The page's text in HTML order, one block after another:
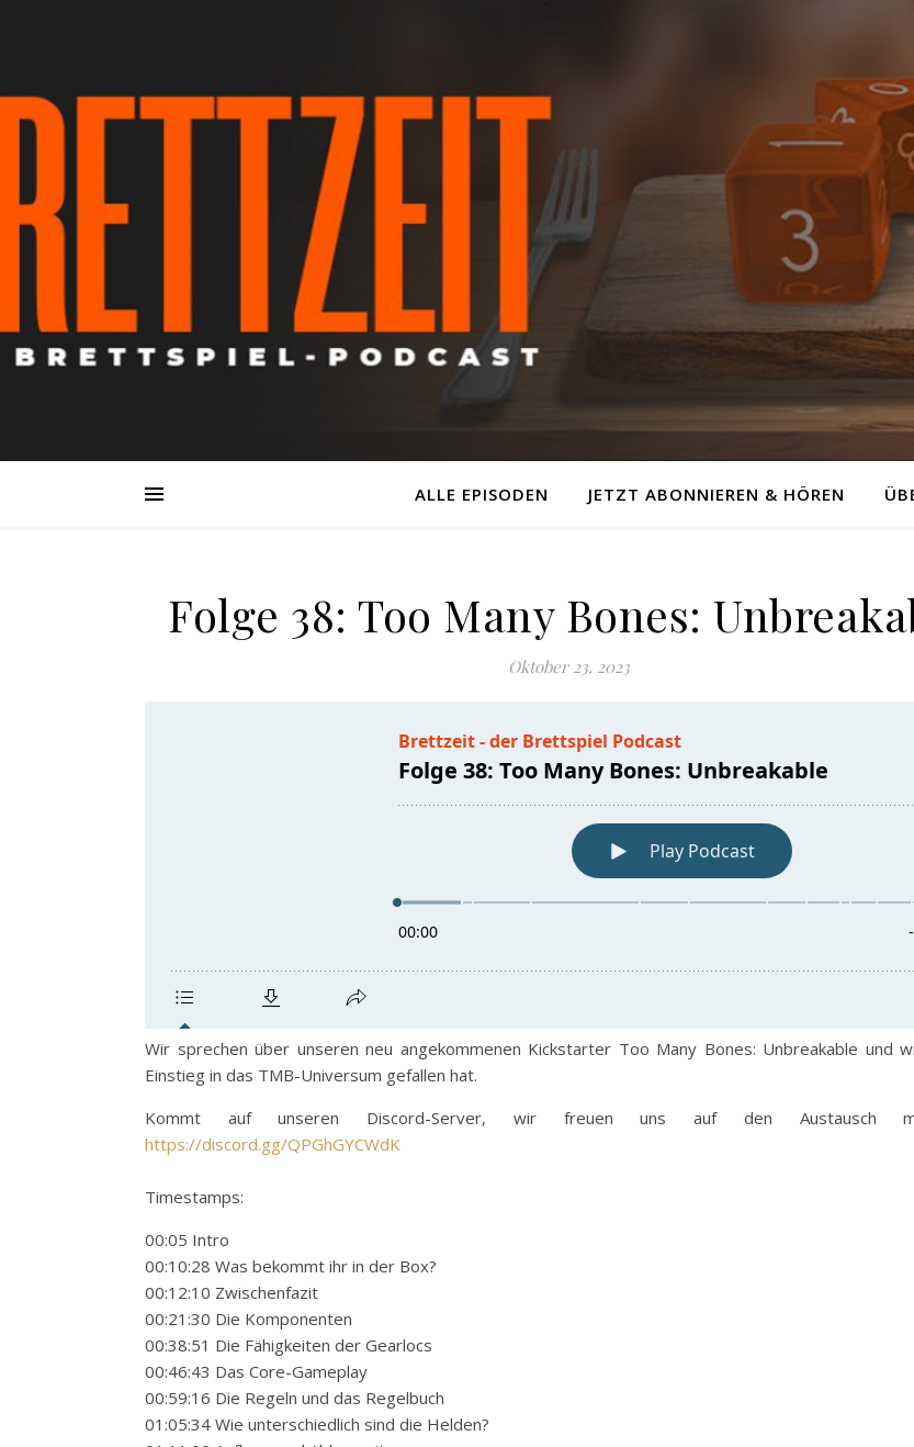
ALLE EPISODEN JETZT ABONNIEREN & HÖREN
Folge 38: Too Many Bones:
Oktober 23, 2023
Wir sprechen über unseren neu angekommenen Kickstarter Too Many Bones: Unbreakable und
Einstieg in das TMB-Universum gefallen hat.
Kommt auf unseren Discord-Server, wir freuen uns auf den Austausch
https://discord.gg/QPGhGYCWdK
Timestamps:
00:05 Intro
00:10:28 Was bekommt ihr in der Box?
00:12:10 Zwischenfazit
00:21:30 Die Komponenten
00:38:51 Die Fähigkeiten der Gearlocs
00:46:43 Das Core-Gameplay
00:59:16 Die Regeln und das Regelbuch
01:05:34 Wie unterschiedlich sind die Helden?